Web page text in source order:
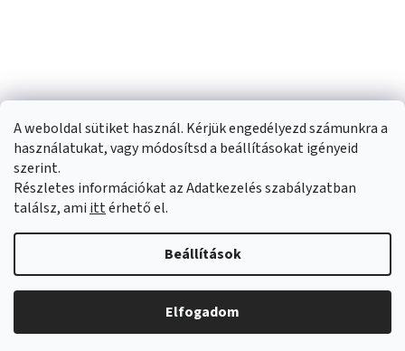
A weboldal sütiket használ. Kérjük engedélyezd számunkra a
használatukat, vagy módosítsd a beállításokat igényeid
szerint.
Részletes információkat az Adatkezelés szabályzatban
találsz, ami ittérhető el.
Beállítások
Elfogadom
Shoptet készítette
Sportfit.hu. Minden jog fenntartva.